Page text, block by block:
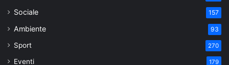
Sociale 157
Ambiente 93
Sport 270
Eventi 179